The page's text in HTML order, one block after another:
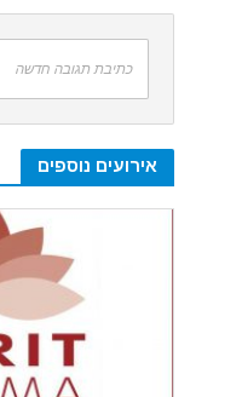
כתיבת תגובה חדשה
אירועים נוספים